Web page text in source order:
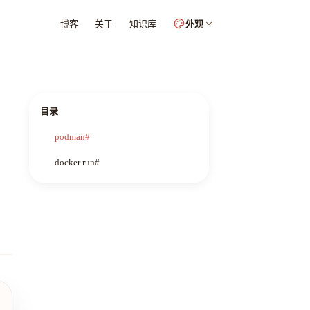
博客 关于 知识库 外观
目录
podman#
docker run#